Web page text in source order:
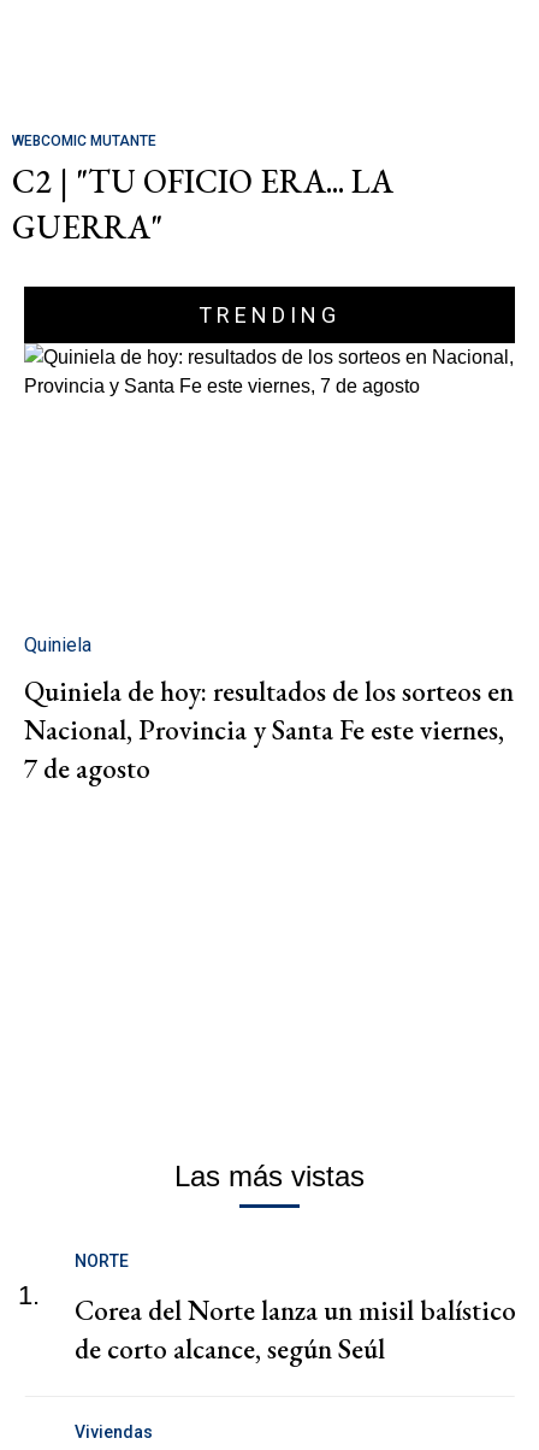
WEBCOMIC MUTANTE
C2 | "TU OFICIO ERA... LA
GUERRA"
TRENDING
Quiniela
Quiniela de hoy: resultados de los sorteos en
Nacional, Provincia y Santa Fe este viernes,
7 de agosto
Las más vistas
1.
NORTE
Corea del Norte lanza un misil balístico
de corto alcance, según Seúl
Viviendas